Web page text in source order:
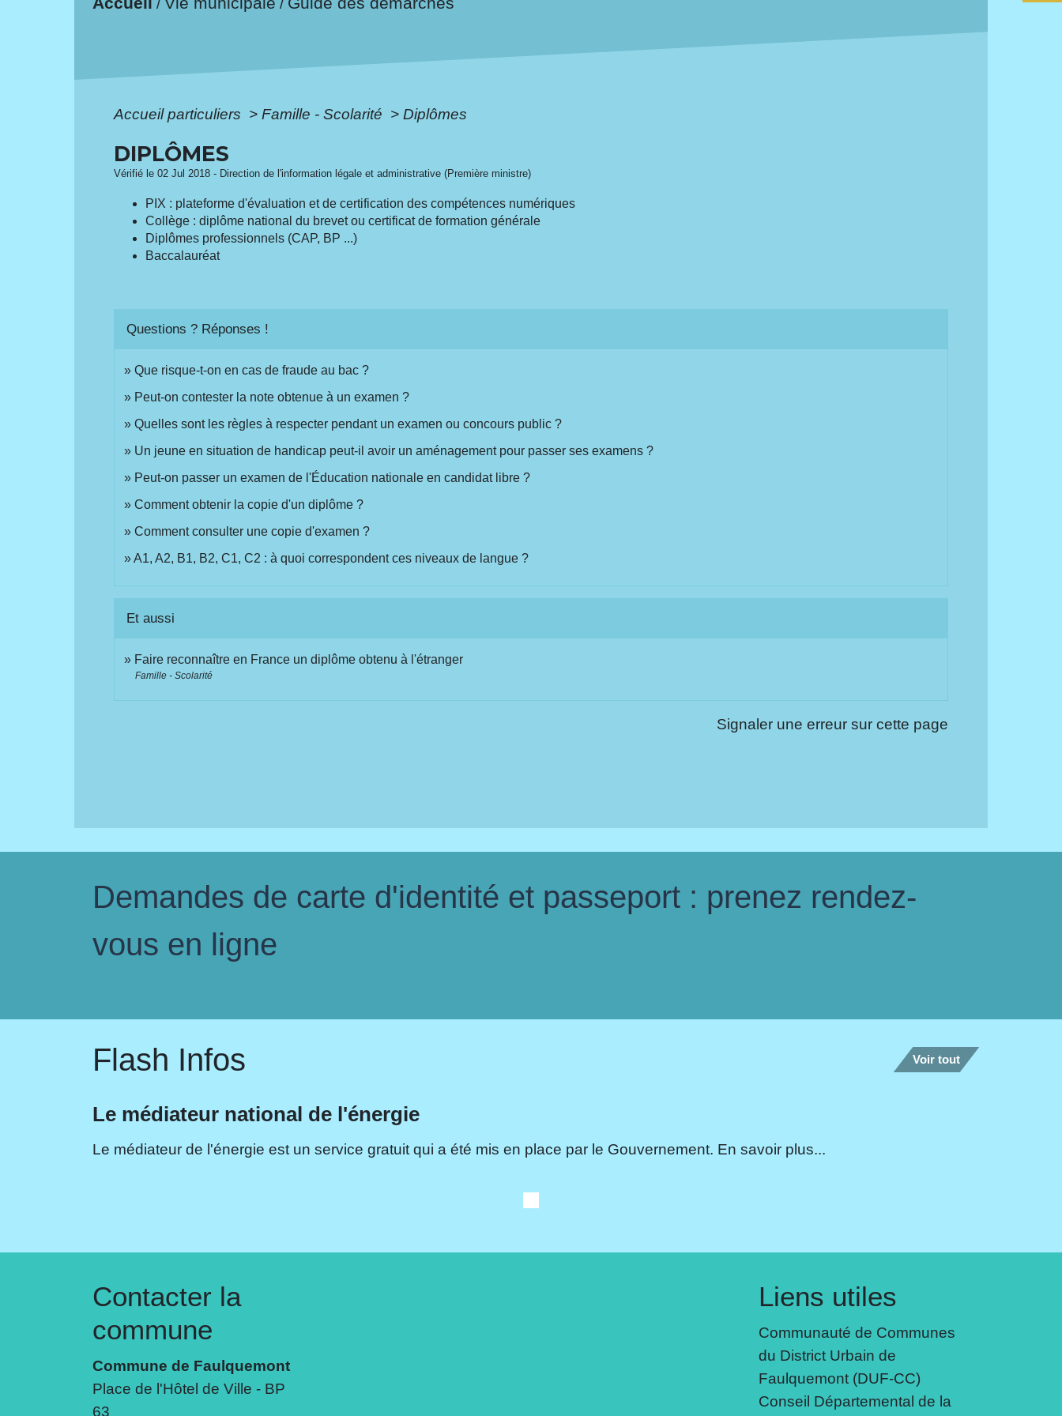
/ /
Accueil particuliers > Famille - Scolarité > Diplômes
DIPLÔMES
Vérifié le 02 Jul 2018 - Direction de l'information légale et administrative (Première ministre)
PIX : plateforme d'évaluation et de certification des compétences numériques
Collège : diplôme national du brevet ou certificat de formation générale
Diplômes professionnels (CAP, BP ...)
Baccalauréat
Questions ? Réponses !
Que risque-t-on en cas de fraude au bac ?
Peut-on contester la note obtenue à un examen ?
Quelles sont les règles à respecter pendant un examen ou concours public ?
Un jeune en situation de handicap peut-il avoir un aménagement pour passer ses examens ?
Peut-on passer un examen de l'Éducation nationale en candidat libre ?
Comment obtenir la copie d'un diplôme ?
Comment consulter une copie d'examen ?
A1, A2, B1, B2, C1, C2 : à quoi correspondent ces niveaux de langue ?
Et aussi
Faire reconnaître en France un diplôme obtenu à l'étranger
Famille - Scolarité
Signaler une erreur sur cette page
Demandes de carte d'identité et passeport : prenez rendez-
vous en ligne
Flash Infos Voir tout
Le médiateur national de l'énergie
Le médiateur de l'énergie est un service gratuit qui a été mis en place par le Gouvernement. En savoir plus...
Contacter la
commune
Commune de Faulquemont
Place de l'Hôtel de Ville - BP
63
Liens utiles
Communauté de Communes
du District Urbain de
Faulquemont (DUF-CC)
Conseil Départemental de la